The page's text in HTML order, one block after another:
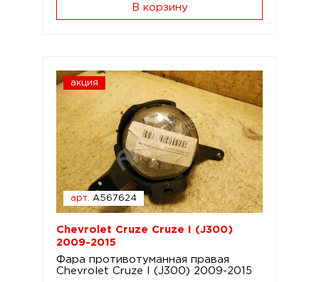
В корзину
акция
арт. A567624
Chevrolet Cruze Cruze I (J300)
2009-2015
Фара противотуманная правая
Chevrolet Cruze I (J300) 2009-2015